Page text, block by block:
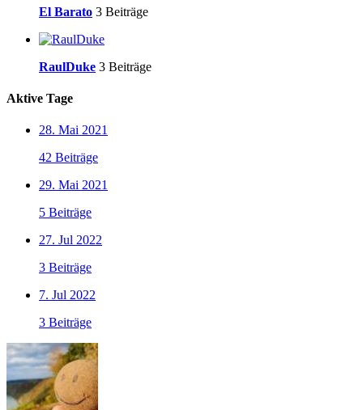
El Barato 3 Beiträge
RaulDuke 3 Beiträge
Aktive Tage
28. Mai 2021
42 Beiträge
29. Mai 2021
5 Beiträge
27. Jul 2022
3 Beiträge
7. Jul 2022
3 Beiträge